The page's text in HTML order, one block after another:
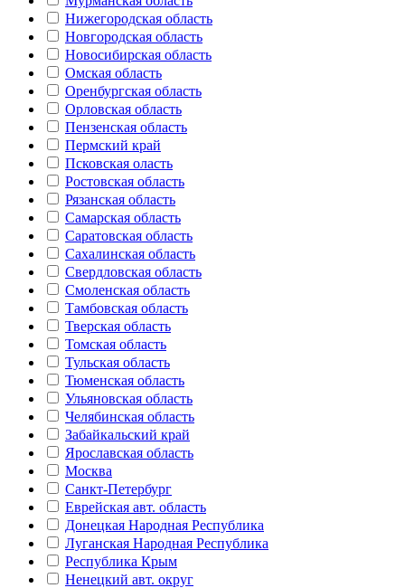
Нижегородская область
Новгородская область
Новосибирская область
Омская область
Оренбургская область
Орловская область
Пензенская область
Пермский край
Псковская оласть
Ростовская область
Рязанская область
Самарская область
Саратовская область
Сахалинская область
Свердловская область
Смоленская область
Тамбовская область
Тверская область
Томская область
Тульская область
Тюменская область
Ульяновская область
Челябинская область
Забайкальский край
Ярославская область
Москва
Санкт-Петербург
Еврейская авт. область
Донецкая Народная Республика
Луганская Народная Республика
Республика Крым
Ненецкий авт. округ